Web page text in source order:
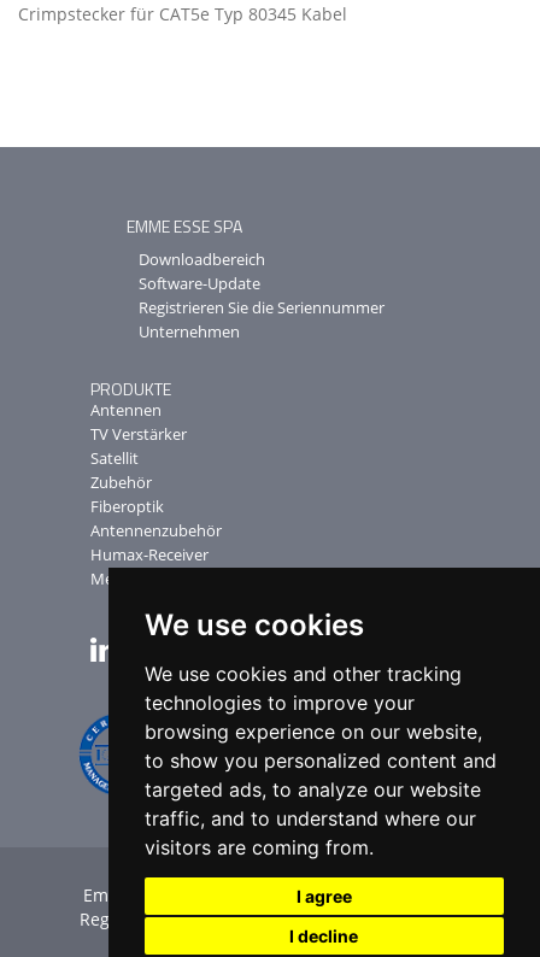
We use cookies
We use cookies and other tracking
technologies to improve your
browsing experience on our website,
to show you personalized content and
targeted ads, to analyze our website
traffic, and to understand where our
visitors are coming from.
I agree
I decline
Crimpstecker für CAT5e Typ 80345 Kabel
EMME ESSE SPA
Downloadbereich
Software-Update
Registrieren Sie die Seriennummer
Unternehmen
PRODUKTE
Antennen
TV Verstärker
Satellit
Zubehör
Fiberoptik
Antennenzubehör
Humax-Receiver
Messgerate
Emme Esse SpA | P.Iva IT00551360985 | C.F. e
Reg. Imp. BS 00294210174 |Credits|Privacy|
Cookie Policy|